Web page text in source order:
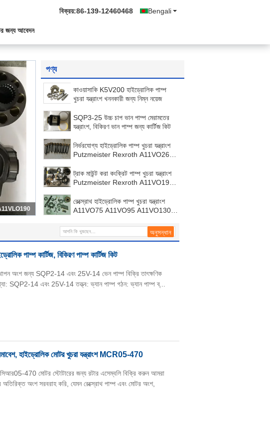
Bengali
বিক্রয়:86-139-12460468
জন্য আবেদন
A11VLO190
পণ্য
কাওয়াসাকি K5V200 হাইড্রোলিক পাম্প
খুচরা যন্ত্রাংশ খননকারী জন্য নিম্ন নয়েজ
SQP3-25 উচ্চ চাপ ভান পাম্প মেরামতের
যন্ত্রাংশ, বিকিরণ ভান পাম্প জন্য কার্টিজ কিট
নির্ভরযোগ্য হাইড্রোলিক পাম্প খুচরা যন্ত্রাংশ
Putzmeister Rexroth A11VO260
ট্রাক মাউন্ট করা কংক্রিট পাম্প খুচরা যন্ত্রাংশ
Putzmeister Rexroth A11VO190
রেক্স্রোথ হাইড্রোলিক পাম্প খুচরা যন্ত্রাংশ
A11VO75 A11VO95 A11VO130
পাম্প কার্টিজ, বিকিরণ পাম্প কার্টিজ কিট
অংশ জন্য SQP2-14 এবং 25V-14 ভেন পাম্প বিক্রি তাৎক্ষণিক
SQP2-14 এবং 25V-14 তত্ত্ব: ভ্যান পাম্প গঠন: ভ্যান পাম্প ব্...
হাইড্রোলিক মোটর খুচরা যন্ত্রাংশ MCR05-470
470 মোটর স্টোটারের জন্য রটার এসেম্বলি বিক্রি করুন আমরা
অংশ সরবরাহ করি, যেমন রেক্স্রোথ পাম্প এবং মোটর অংশ,